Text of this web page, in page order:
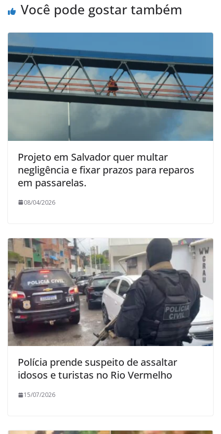
Você pode gostar também
Projeto em Salvador quer multar
negligência e fixar prazos para reparos
em passarelas.
08/04/2026
Polícia prende suspeito de assaltar
idosos e turistas no Rio Vermelho
15/07/2026